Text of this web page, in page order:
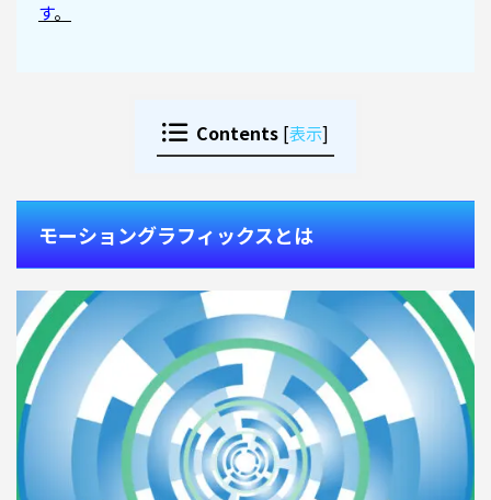
す。
Contents [表示]
モーショングラフィックスとは